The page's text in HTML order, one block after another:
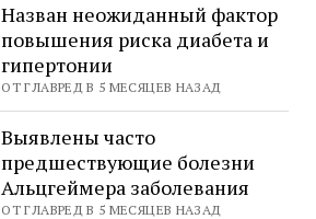
Назван неожиданный фактор
повышения риска диабета и
гипертонии
ОТ ГЛАВРЕД В 5 МЕСЯЦЕВ НАЗАД
Выявлены часто
предшествующие болезни
Альцгеймера заболевания
ОТ ГЛАВРЕД В 5 МЕСЯЦЕВ НАЗАД